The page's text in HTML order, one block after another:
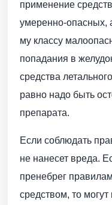
применение
умеренно-опасных,
му классу
попадания в
средства
равно надо быть
препарата.
Если соблюдать
не нанесет вреда.
пренебрег
средством, то могут